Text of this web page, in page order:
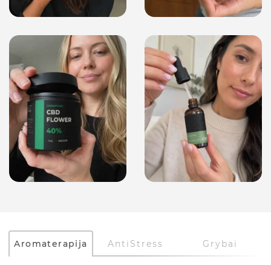
Aromaterapija AntiStress Grybai